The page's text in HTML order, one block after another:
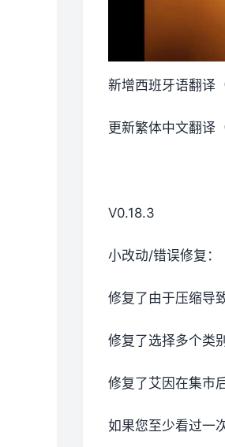
新增西班牙语翻译
更新繁体中文翻译
V0.18.3
小改动/错误修复：
修复了由于压缩导
修复了选择多个类
修复了艾因在集市
如果您至少看过一